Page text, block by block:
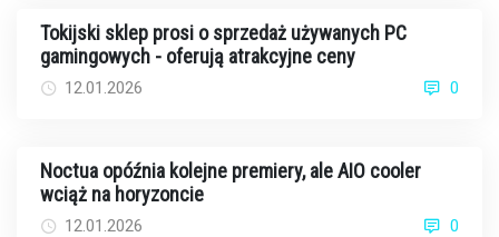
Tokijski sklep prosi o sprzedaż używanych PC
gamingowych - oferują atrakcyjne ceny
12.01.2026 0
Noctua opóźnia kolejne premiery, ale AIO cooler
wciąż na horyzoncie
12.01.2026 0